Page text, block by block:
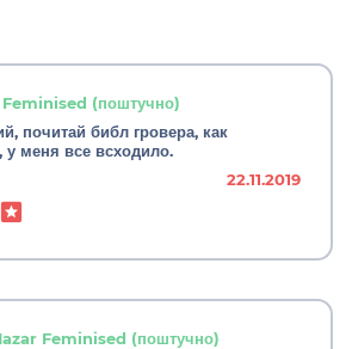
(поштучно)
почитай библ гровера, как
меня все всходило.
22.11.2019
Feminised (поштучно)